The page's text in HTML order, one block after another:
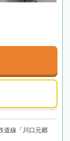
道線「川口元郷